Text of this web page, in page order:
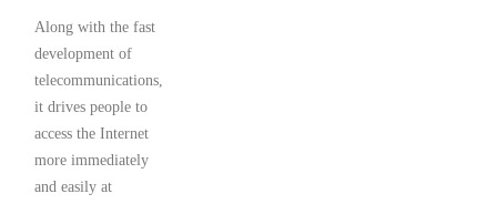
Along with the fast
development of
telecommunications,
it drives people to
access the Internet
more immediately
and easily at